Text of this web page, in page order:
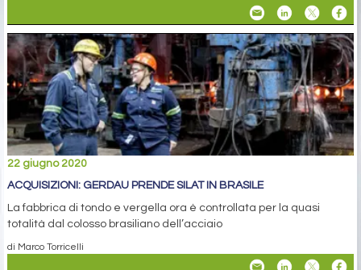
22 giugno 2020
ACQUISIZIONI: GERDAU PRENDE SILAT IN BRASILE
La fabbrica di tondo e vergella ora è controllata per la quasi
totalità dal colosso brasiliano dell’acciaio
di Marco Torricelli